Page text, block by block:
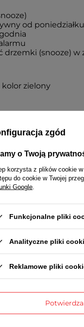
od
drzemki (snooze) w
zielony
w zestawie)
cm [szer x wys x gł]
O
zgód
o Twoją
korzysta z plików cookie
do cookie w Twojej
Google
Funkcjonalne pliki
Analityczne pliki
Reklamowe pliki